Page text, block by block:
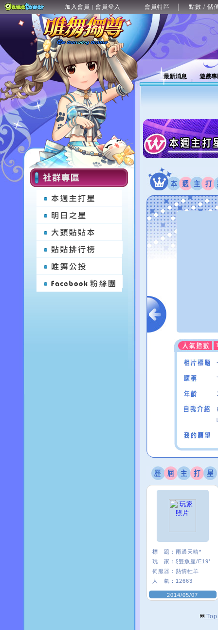
加入會員 | 會員登入 會員特區 點數 / 儲
最新消息 遊戲
標 題： 雨過天晴*
玩 家： ξ雙魚座/E19’
伺服器： 熱情牡羊
人 氣： 12663
2014/05/07